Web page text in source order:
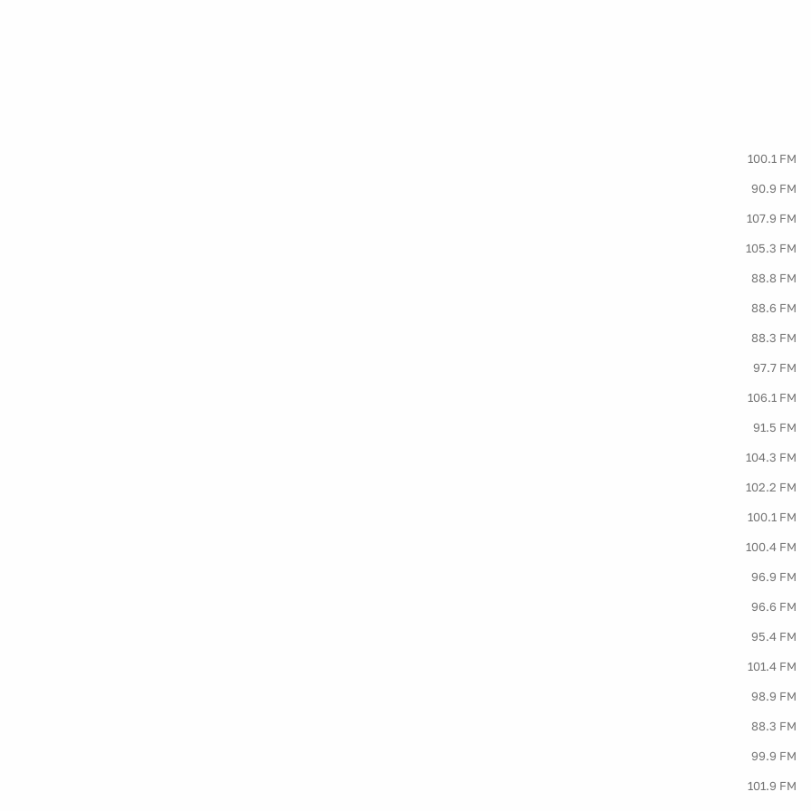
100.1 FM
90.9 FM
107.9 FM
105.3 FM
88.8 FM
88.6 FM
88.3 FM
97.7 FM
106.1 FM
91.5 FM
104.3 FM
102.2 FM
100.1 FM
100.4 FM
96.9 FM
96.6 FM
95.4 FM
101.4 FM
98.9 FM
88.3 FM
99.9 FM
101.9 FM